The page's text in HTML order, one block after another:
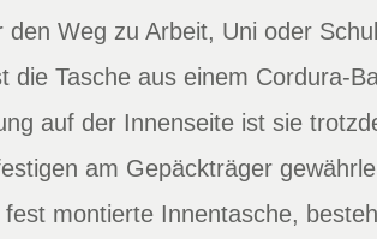
den Weg zu Arbeit, Uni oder
die Tasche aus einem Cordura-
auf der Innenseite ist sie
am Gepäckträger
montierte Innentasche,